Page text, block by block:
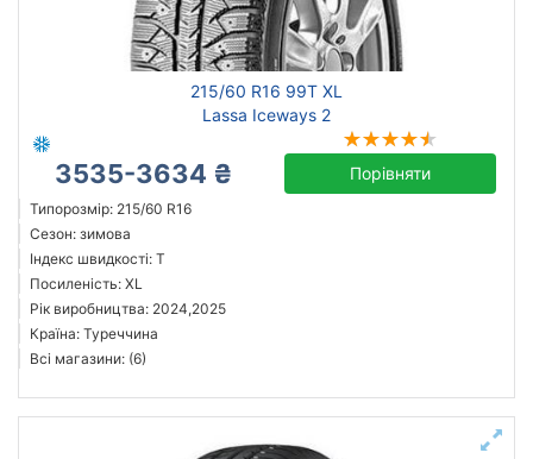
215/60 R16 99T XL
Lassa Iceways 2
3535-3634 ₴ Порівняти
Типорозмір: 215/60 R16
Сезон: зимова
Індекс швидкості: T
Посиленість: XL
Рік виробництва: 2024,2025
Країна: Туреччина
Всі магазини: (6)